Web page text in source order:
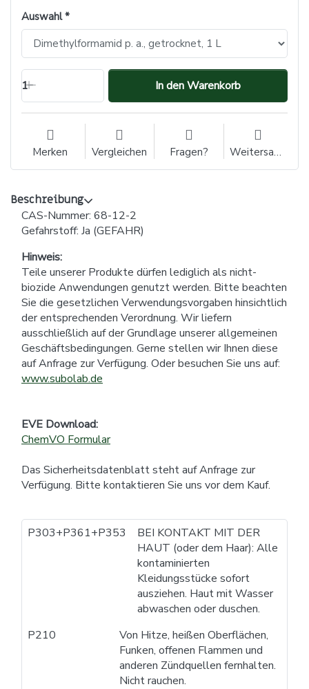
Auswahl
1 In den Warenkorb
Merken Vergleichen Fragen? Weitersagen
Beschreibung
CAS-Nummer: 68-12-2
Gefahrstoff: Ja (GEFAHR)
Hinweis:
Teile unserer Produkte dürfen lediglich als nicht-
biozide Anwendungen genutzt werden. Bitte beachten
Sie die gesetzlichen Verwendungsvorgaben hinsichtlich
der entsprechenden Verordnung. Wir liefern
ausschließlich auf der Grundlage unserer allgemeinen
Geschäftsbedingungen. Gerne stellen wir Ihnen diese
auf Anfrage zur Verfügung. Oder besuchen Sie uns auf:
www.subolab.de
EVE Download:
ChemVO Formular
Das Sicherheitsdatenblatt steht auf Anfrage zur
Verfügung. Bitte kontaktieren Sie uns vor dem Kauf.
P303+P361+P353
BEI KONTAKT MIT DER
HAUT (oder dem Haar): Alle
kontaminierten
Kleidungsstücke sofort
ausziehen. Haut mit Wasser
abwaschen oder duschen.
P210
Von Hitze, heißen Oberflächen,
Funken, offenen Flammen und
anderen Zündquellen fernhalten.
Nicht rauchen.